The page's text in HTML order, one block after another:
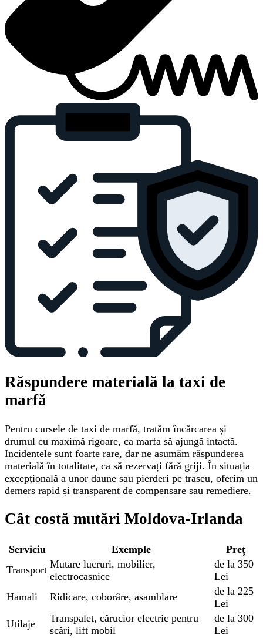
Răspundere materială la taxi de
marfă
Pentru cursele de taxi de marfă, tratăm încărcarea și
drumul cu maximă rigoare, ca marfa să ajungă intactă.
Incidentele sunt foarte rare, dar ne asumăm răspunderea
materială în totalitate, ca să rezervați fără griji. În situația
excepțională a unor daune sau pierderi pe traseu, oferim un
demers rapid și transparent de compensare sau remediere.
Cât costă mutări Moldova-Irlanda
Serviciu Exemple
Preț
Transport Mutare lucruri, mobilier,
electrocasnice
de la 350
Lei
Hamali
Ridicare, coborâre, asamblare
de la 225
Lei
Utilaje
Transpalet, cărucior electric pentru
scări, lift mobil
de la 300
Lei